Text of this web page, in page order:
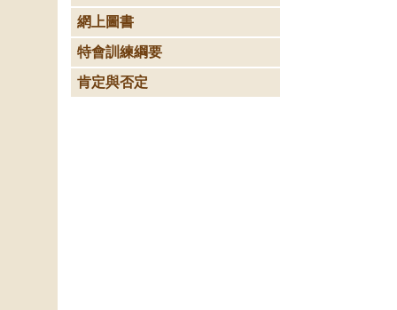
網上圖書
特會訓練綱要
肯定與否定